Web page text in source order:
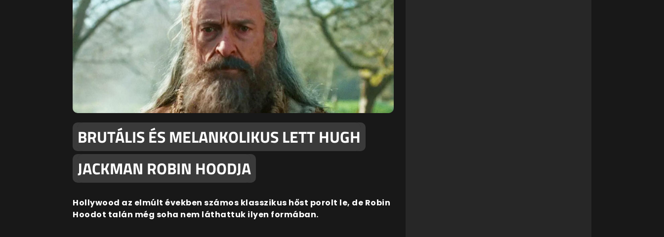
BRUTÁLIS ÉS MELANKOLIKUS LETT HUGH
JACKMAN ROBIN HOODJA
Hollywood az elmúlt években számos klasszikus hőst porolt le, de Robin
Hoodot talán még soha nem láthattuk ilyen formában.